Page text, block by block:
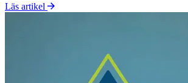
Läs artikel